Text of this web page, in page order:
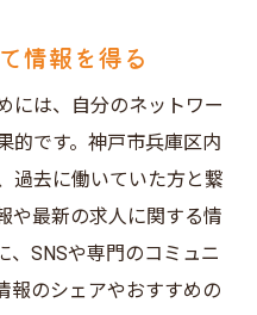
情報を得る
には、自分のネットワー
的です。神戸市兵庫区内
過去に働いていた方と繋
や最新の求人に関する情
、SNSや専門のコミュニ
報のシェアやおすすめの